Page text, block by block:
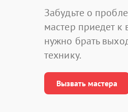
Забудьте о
мастер приедет к
нужно брать
технику.
Вызвать мастера